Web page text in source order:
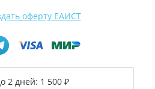
оферту ЕАИСТ
2 дней: 1 500 ₽